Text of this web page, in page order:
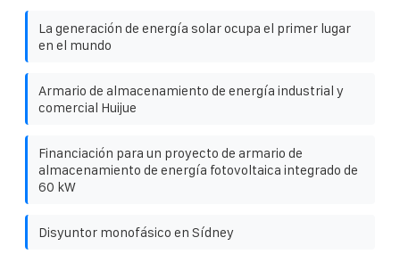
La generación de energía solar ocupa el primer lugar
en el mundo
Armario de almacenamiento de energía industrial y
comercial Huijue
Financiación para un proyecto de armario de
almacenamiento de energía fotovoltaica integrado de
60 kW
Disyuntor monofásico en Sídney